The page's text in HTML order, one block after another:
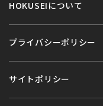
HOKUSEIについて
プライバシーポリシー
サイトポリシー